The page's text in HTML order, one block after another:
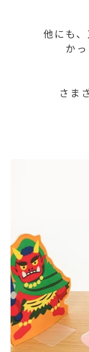
他にも
か
さま